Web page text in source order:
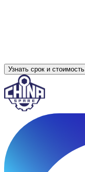
Узнать срок и стоимость